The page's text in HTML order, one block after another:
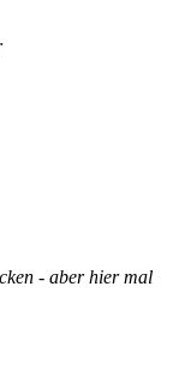
- aber hier mal